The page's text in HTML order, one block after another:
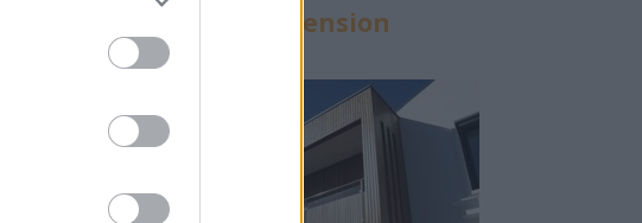
Calculette Extension